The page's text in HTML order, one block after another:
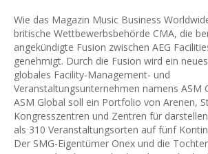
Wie das Magazin Music Business
britische Wettbewerbsbehörde CMA, die
angekündigte Fusion zwischen AEG
genehmigt. Durch die Fusion wird ein
globales Facility-Management- und
Veranstaltungsunternehmen namens ASM
ASM Global soll ein Portfolio von Arenen,
Kongresszentren und Zentren für
als 310 Veranstaltungsorten auf fünf
Der SMG-Eigentümer Onex und die